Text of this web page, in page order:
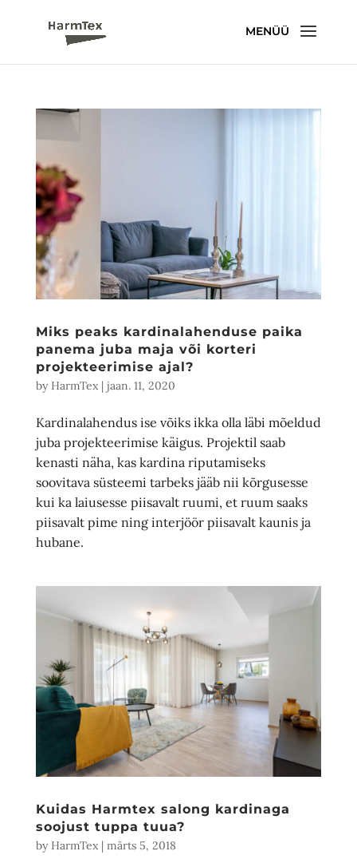
Miks peaks kardinalahenduse paika
panema juba maja või korteri
projekteerimise ajal?
by HarmTex| jaan. 11, 2020
Kardinalahendus ise võiks ikka olla läbi mõeldud
juba projekteerimise käigus. Projektil saab
kenasti näha, kas kardina riputamiseks
soovitava süsteemi tarbeks jääb nii kõrgusesse
kui ka laiusesse piisavalt ruumi, et ruum saaks
piisavalt pime ning interjöör piisavalt kaunis ja
hubane.
Kuidas Harmtex salong kardinaga
soojust tuppa tuua?
by HarmTex| märts 5, 2018